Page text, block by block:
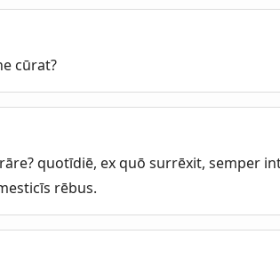
cūrat?
quotīdiē, ex quō surrēxit, semper
rēbus.